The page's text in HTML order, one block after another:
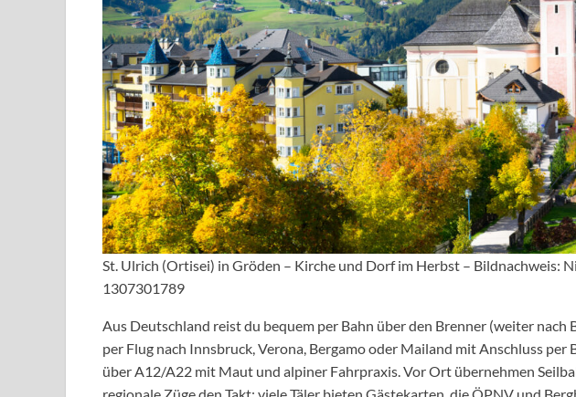
St. Ulrich (Ortisei) in Gröden – Kirche und Dorf im Herbst – Bildnachweis:
1307301789
Aus Deutschland reist du bequem per Bahn über den Brenner (weiter nach
per Flug nach Innsbruck, Verona, Bergamo oder Mailand mit Anschluss per
über A12/A22 mit Maut und alpiner Fahrpraxis. Vor Ort übernehmen